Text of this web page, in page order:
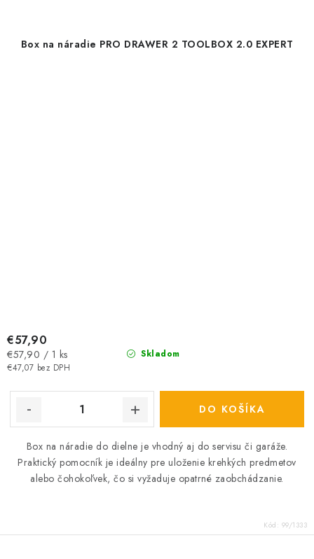
Box na náradie PRO DRAWER 2 TOOLBOX 2.0 EXPERT
Skladom
€47,07 bez DPH
€57,90
Jednotková
cena:
€57,90 / 1 ks
DO KOŠÍKA
Box na náradie do dielne je vhodný aj do servisu či garáže.
Praktický pomocník je ideálny pre uloženie krehkých predmetov
alebo čohokoľvek, čo si vyžaduje opatrné zaobchádzanie.
Kód: 99/1333